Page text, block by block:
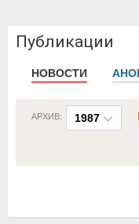
Публикации
НОВОСТИ
1987
АРХИВ: